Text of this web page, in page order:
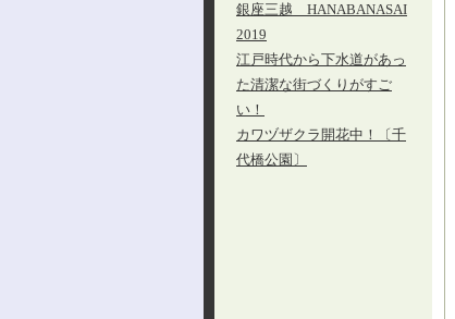
銀座三越 HANABANASAI
2019
江戸時代から下水道があっ
た清潔な街づくりがすご
い！
カワヅザクラ開花中！〔千
代橋公園〕